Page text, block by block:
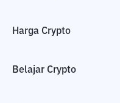
Harga Crypto
Belajar Crypto